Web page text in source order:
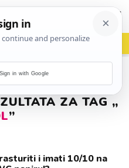
vrh! woot?!
ZA TAG „
”
i imati 10/10 na
Sign in with Google